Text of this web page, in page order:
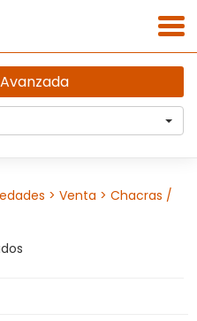
> Venta > Chacras /